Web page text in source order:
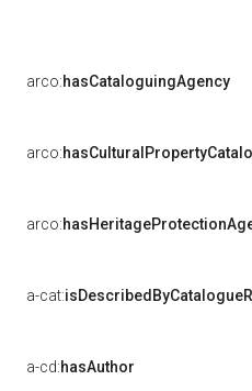
arco:hasCataloguingAgency
arco:
arco:
a-cat:
a-cd:hasAuthor